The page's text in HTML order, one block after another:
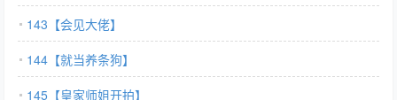
143【会见大佬】
144【就当养条狗】
145【皇家师姐开拍】